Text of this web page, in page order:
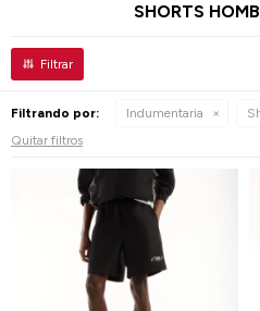
SHORTS
Filtrando por: Indumentaria
Quitar filtros